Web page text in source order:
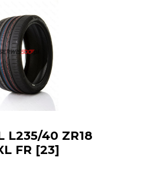
L235/40 ZR18
FR [23]